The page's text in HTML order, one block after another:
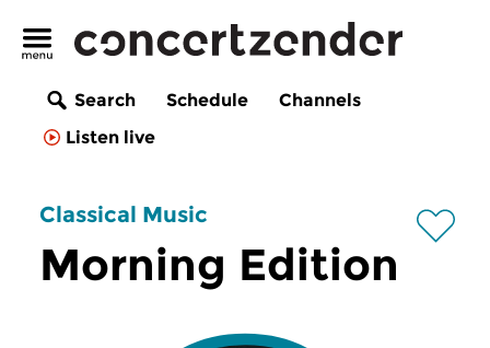
Search Schedule
Channels
Listen live
Classical Music
Morning Edition